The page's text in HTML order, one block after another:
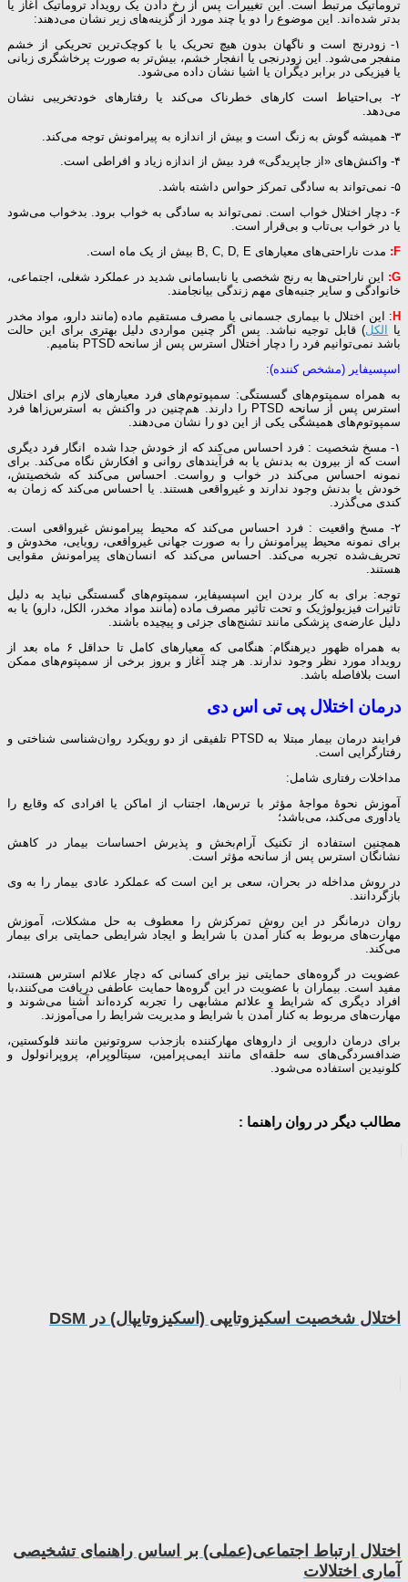
تروماتیک مرتبط است. این تغییرات پس از رخ دادن یک رویداد تروماتیک آغاز یا
بدتر شده‌اند. این موضوع را دو یا چند مورد از گزینه‌های زیر نشان می‌دهند:
۱- زودرنج است و ناگهان بدون هیچ تحریک یا با کوچک‌ترین تحریکی از خشم
منفجر می‌شود. این زودرنجی یا انفجار خشم، بیش‌تر به صورت پرخاشگری زبانی
یا فیزیکی در برابر دیگران یا اشیا نشان داده می‌شود.
۲- بی‌احتیاط است کارهای خطرناک می‌کند یا رفتارهای خودتخریبی نشان
می‌دهد.
۳- همیشه گوش به زنگ است و بیش از اندازه به پیرامونش توجه می‌کند.
۴- واکنش‌های «از جاپریدگی» فرد بیش از اندازه زیاد و افراطی است.
۵- نمی‌تواند به سادگی تمرکز حواس داشته باشد.
۶- دچار اختلال خواب است. نمی‌تواند به سادگی به خواب برود. بدخواب می‌شود
یا در خواب بی‌تاب و بی‌قرار است.
F:
مدت ناراحتی‌های معیارهای B, C, D, E بیش از یک ماه است.
G:
این ناراحتی‌ها به رنج شخصی یا نابسامانی شدید در عملکرد شغلی، اجتماعی،
خانوادگی و سایر جنبه‌های مهم زندگی بیانجامند.
H : این اختلال با بیماری جسمانی یا مصرف مستقیم ماده (مانند دارو، مواد مخدر
یا
الکل) قابل توجیه نباشد. پس اگر چنین مواردی دلیل بهتری برای این حالت
باشد نمی‌توانیم فرد را دچار اختلال استرس پس از سانحه PTSD بنامیم.
اسپسیفایر (مشخص کننده):
به همراه سمپتوم‌های گسستگی: سمپوتوم‌های فرد معیارهای لازم برای اختلال
استرس پس از سانحه PTSD را دارند. هم‌چنین در واکنش به استرس‌زاها فرد
سمپوتوم‌های همیشگی یکی از این دو را نشان می‌دهند.
۱- مسخ شخصیت : فرد احساس می‌کند که از خودش جدا شده انگار فرد دیگری
است که از بیرون به بدنش یا به فرآیندهای روانی و افکارش نگاه می‌کند. برای
نمونه احساس می‌کند در خواب و رواست. احساس می‌کند که شخصیتش،
خودش یا بدنش وجود ندارند و غیرواقعی هستند. یا احساس می‌کند که زمان به
کندی می‌گذرد.
۲- مسخ واقعیت : فرد احساس می‌کند که محیط پیرامونش غیرواقعی است.
برای نمونه محیط پیرامونش را به صورت جهانی غیرواقعی، رویایی، مخدوش و
تحریف‌شده تجربه می‌کند. احساس می‌کند که انسان‌های پیرامونش مقوایی
هستند.
توجه: برای به کار بردن این اسپسیفایر، سمپتوم‌های گسستگی نباید به دلیل
تاثیرات فیزیولوژیک و تحت تاثیر مصرف ماده (مانند مواد مخدر، الکل، دارو) یا به
دلیل عارضه‌ی پزشکی مانند تشنج‌های جزئی و پیچیده باشند.
به همراه ظهور دیرهنگام: هنگامی که معیارهای کامل تا حداقل ۶ ماه بعد از
رویداد مورد نظر وجود ندارند. هر چند آغاز و بروز برخی از سمپتوم‌های ممکن
است بلافاصله باشد.
درمان اختلال پی تی اس دی
فرایند درمان بیمار مبتلا به PTSD تلفیقی از دو رویکرد روان‌شناسی شناختی و
رفتارگرایی است.
مداخلات رفتاری شامل:
آموزش نحوهٔ مواجهٔ مؤثر با ترس‌ها، اجتناب از اماکن یا افرادی که وقایع را
یادآوری می‌کند، می‌باشد؛
همچنین استفاده از تکنیک آرام‌بخش و پذیرش احساسات بیمار در کاهش
نشانگان استرس پس از سانحه مؤثر است.
در روش مداخله در بحران، سعی بر این است که عملکرد عادی بیمار را به وی
بازگردانند.
روان درمانگر در این روش تمرکزش را معطوف به حل مشکلات، آموزش
مهارت‌های مربوط به کنار آمدن با شرایط و ایجاد شرایطی حمایتی برای بیمار
می‌کند.
عضویت در گروه‌های حمایتی نیز برای کسانی که دچار علائم استرس هستند،
مفید است. بیماران با عضویت در این گروه‌ها حمایت عاطفی دریافت می‌کنند،با
افراد دیگری که شرایط و علائم مشابهی را تجربه کرده‌اند آشنا می‌شوند و
مهارت‌های مربوط به کنار آمدن با شرایط و مدیریت شرایط را می‌آموزند.
برای درمان دارویی از داروهای مهارکننده بازجذب سروتونین مانند فلوکستین،
ضدافسردگی‌های سه حلقه‌ای مانند ایمی‌پرامین، سیتالوپرام، پروپرانولول و
کلونیدین استفاده می‌شود.
مطالب دیگر در روان راهنما :
اختلال شخصیت اسکیزوتایپی (اسکیزوتایپال) در DSM
اختلال ارتباط اجتماعی(عملی) بر اساس راهنمای تشخیصی
آماری اختلالات